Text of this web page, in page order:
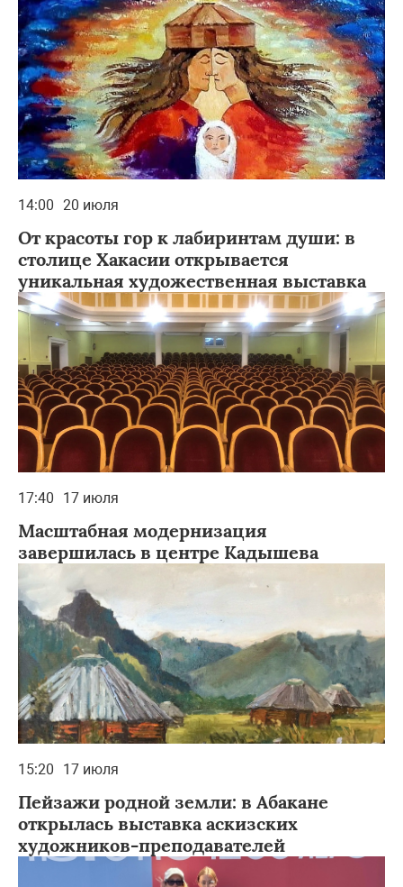
14:00 20 июля
От красоты гор к лабиринтам души: в
столице Хакасии открывается
уникальная художественная выставка
17:40 17 июля
Масштабная модернизация
завершилась в центре Кадышева
15:20 17 июля
Пейзажи родной земли: в Абакане
открылась выставка аскизских
художников-преподавателей